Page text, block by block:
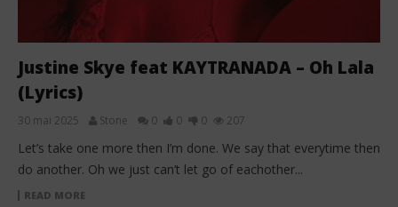
Justine Skye feat KAYTRANADA – Oh Lala
(Lyrics)
30 mai 2025 Stone 0 0 0 207
Let’s take one more then I’m done. We say that everytime then
do another. Oh we just can’t let go of eachother...
READ MORE